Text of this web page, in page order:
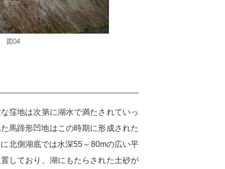
図04
窪地は次第に湖水で満たされていっ
馬蹄形凹地はこの時期に形成された
北側湖底では水深55～80mの広い平
しており、湖にもたらされた土砂が